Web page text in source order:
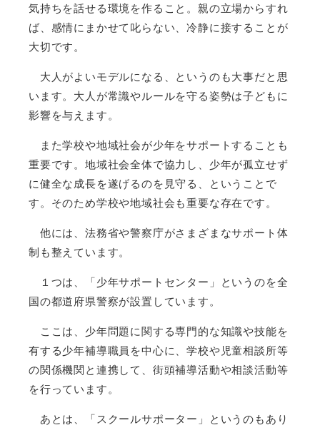
気持ちを話せる環境を作ること。親の立場からすれ
ば、感情にまかせて叱らない、冷静に接することが
大切です。
大人がよいモデルになる、というのも大事だと思
います。大人が常識やルールを守る姿勢は子どもに
影響を与えます。
また学校や地域社会が少年をサポートすることも
重要です。地域社会全体で協力し、少年が孤立せず
に健全な成長を遂げるのを見守る、ということで
す。そのため学校や地域社会も重要な存在です。
他には、法務省や警察庁がさまざまなサポート体
制も整えています。
１つは、「少年サポートセンター」というのを全
国の都道府県警察が設置しています。
ここは、少年問題に関する専門的な知識や技能を
有する少年補導職員を中心に、学校や児童相談所等
の関係機関と連携して、街頭補導活動や相談活動等
を行っています。
あとは、「スクールサポーター」というのもあり